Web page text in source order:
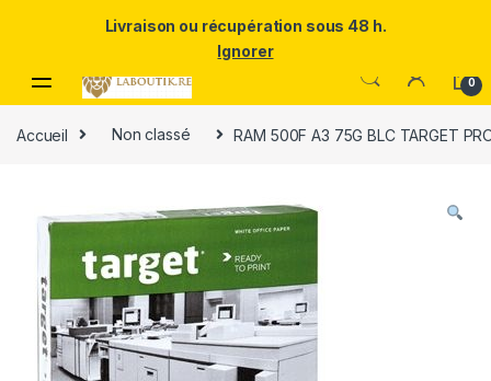
puissance et l'élégance du Samsung Galaxy S25 Ultra à prix réduit.
0
Accueil Non classé RAM 500F A3 75G BLC TARGET
Livraison ou récupération sous 48 h.
Ignorer